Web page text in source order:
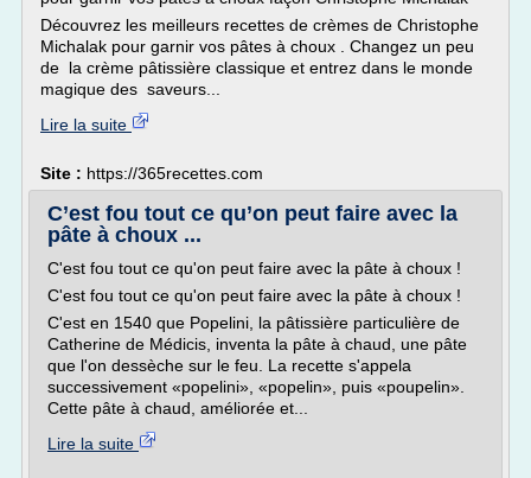
Découvrez les meilleurs recettes de crèmes de Christophe
Michalak pour garnir vos pâtes à choux . Changez un peu
de la crème pâtissière classique et entrez dans le monde
magique des saveurs...
Lire la suite
Site : https://365recettes.com
C’est fou tout ce qu’on peut faire avec la
pâte à choux ...
C'est fou tout ce qu'on peut faire avec la pâte à choux !
C'est fou tout ce qu'on peut faire avec la pâte à choux !
C'est en 1540 que Popelini, la pâtissière particulière de
Catherine de Médicis, inventa la pâte à chaud, une pâte
que l'on dessèche sur le feu. La recette s'appela
successivement «popelini», «popelin», puis «poupelin».
Cette pâte à chaud, améliorée et...
Lire la suite